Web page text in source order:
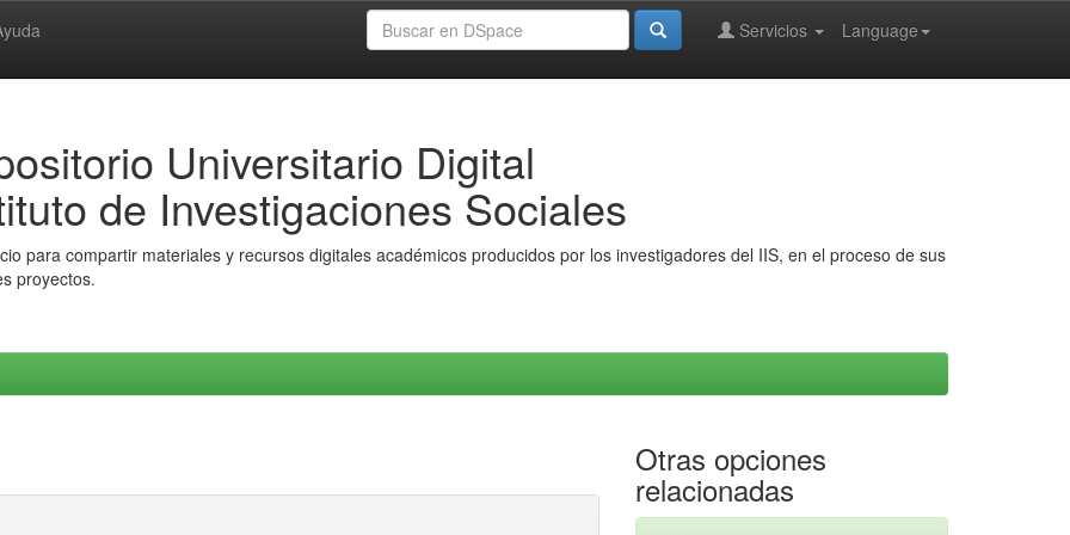
Language
Servicios
Universitario Digital
de Investigaciones Sociales
para compartir materiales y recursos digitales académicos producidos por los investigadores del IIS, en el proceso de sus
proyectos.
Otras opciones
relacionadas